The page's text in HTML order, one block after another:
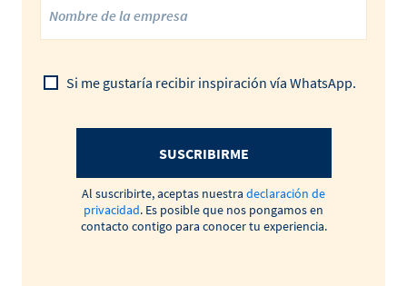
Si me gustaría recibir inspiración vía WhatsApp.
SUSCRIBIRME
Al suscribirte, aceptas nuestra declaración de
privacidad. Es posible que nos pongamos en
contacto contigo para conocer tu experiencia.